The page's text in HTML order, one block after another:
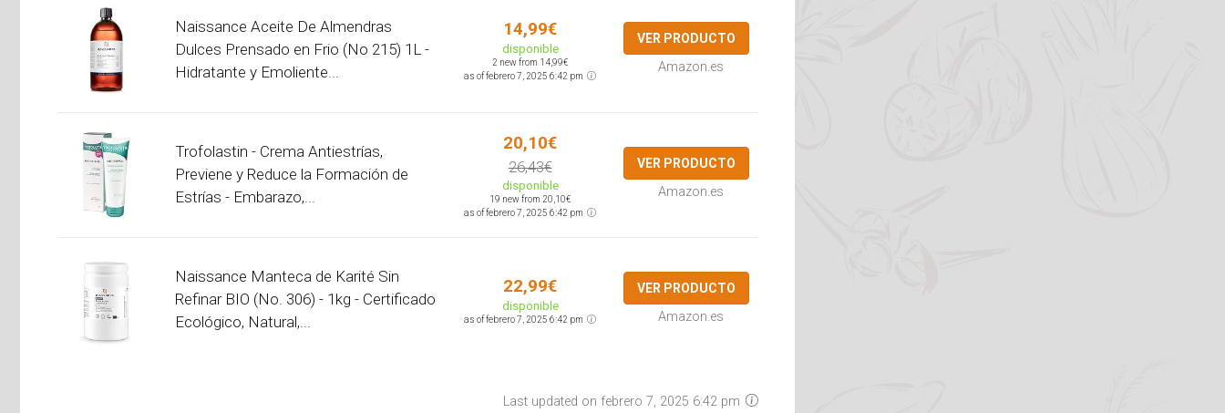
Naissance Aceite De Almendras
Dulces Prensado en Frio (No 215) 1L -
Hidratante y Emoliente...
14,99€
disponible
2 new from 14,99€
as of febrero 7, 2025 6:42 pm
VER PRODUCTO
Amazon.es
Trofolastin - Crema Antiestrías,
Previene y Reduce la Formación de
Estrías - Embarazo,...
20,10€
26,43€
disponible
19 new from 20,10€
as of febrero 7, 2025 6:42 pm
VER PRODUCTO
Amazon.es
Naissance Manteca de Karité Sin
Refinar BIO (No. 306) - 1kg - Certificado
Ecológico, Natural,...
22,99€
disponible
as of febrero 7, 2025 6:42 pm
VER PRODUCTO
Amazon.es
Last updated on febrero 7, 2025 6:42 pm